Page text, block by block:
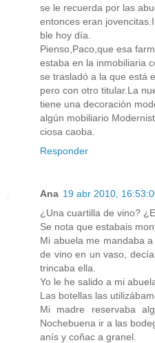
se le recuerda por las
entonces eran
ble hoy día.
Pienso,Paco,que esa
estaba en la inmobiliaria
se trasladó a la que está
pero con otro titular.La
tiene una decoración
algún mobiliario
ciosa caoba.
Responder
Ana 19 abr 2010,
¿Una cuartilla de vino?
Se nota que estabais
Mi abuela me mandaba
de vino en un vaso,
trincaba ella.
Yo le he salido a mi
Las botellas las
Mi madre reservaba
Nochebuena ir a las
anís y coñac a granel.